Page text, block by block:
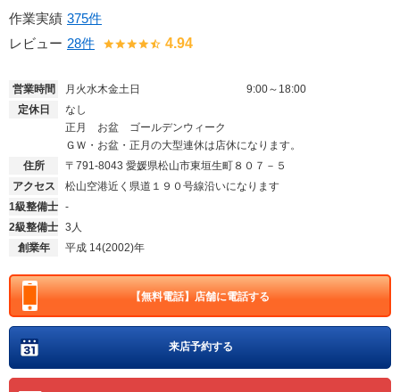
作業実績 375件
レビュー 28件 4.94
営業時間 月火水木金土日
9:00～18:00
定休日
なし
正月 お盆 ゴールデンウィーク
ＧＷ・お盆・正月の大型連休は店休になります。
住所
〒791-8043 愛媛県松山市東垣生町８０７－５
アクセス
松山空港近く県道１９０号線沿いになります
1級整備士 -
2級整備士 3人
創業年
平成 14(2002)年
【無料電話】店舗に電話する
来店予約する